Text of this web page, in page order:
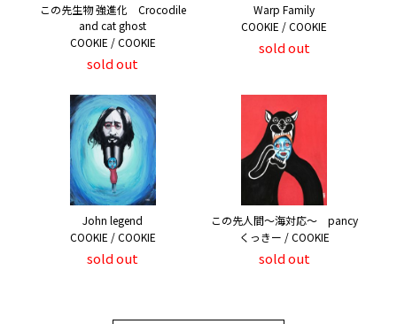
この先生物 強進化 Crocodile
and cat ghost
COOKIE / COOKIE
sold out
Warp Family
COOKIE / COOKIE
sold out
John legend
COOKIE / COOKIE
sold out
この先人間～海対応～ pancy
くっきー / COOKIE
sold out